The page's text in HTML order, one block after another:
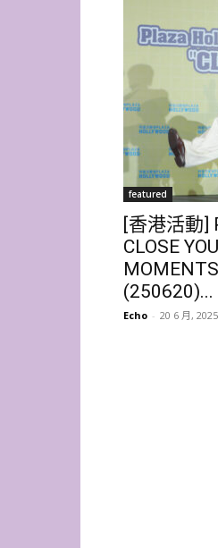
featured
[香港活動]
CLOSE
(250620)...
Echo - 20 6 月, 2025